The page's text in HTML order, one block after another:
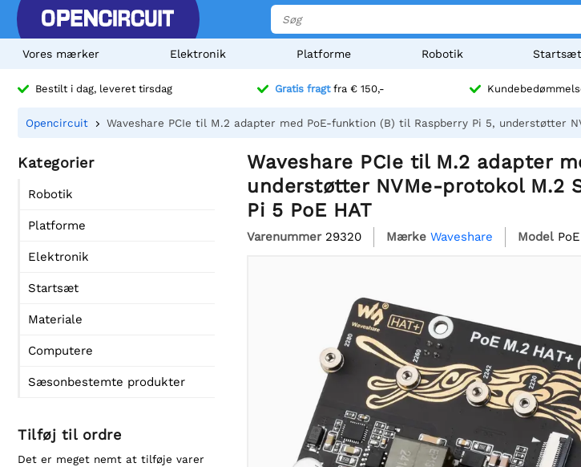
Vores mærker Elektronik Platforme Robotik Startsæt
Bestilt i dag, leveret tirsdag Gratis fragtfra € 150,-
Opencircuit Waveshare PCIe til M.2 adapter med PoE-funktion (B) til Raspberry Pi 5, understøtter
Kategorier
Robotik
Platforme
Elektronik
Startsæt
Materiale
Computere
Sæsonbestemte produkter
Tilføj til ordre
Det er meget nemt at tilføje varer
Waveshare PCIe til M.2 adapter
understøtter NVMe-protokol M.2
Pi 5 PoE HAT
Varenummer 29320 Mærke Waveshare Model